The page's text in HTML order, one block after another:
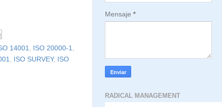
14001, ISO 20000-1,
, ISO SURVEY, ISO
Mensaje *
RADICAL MANAGEMENT